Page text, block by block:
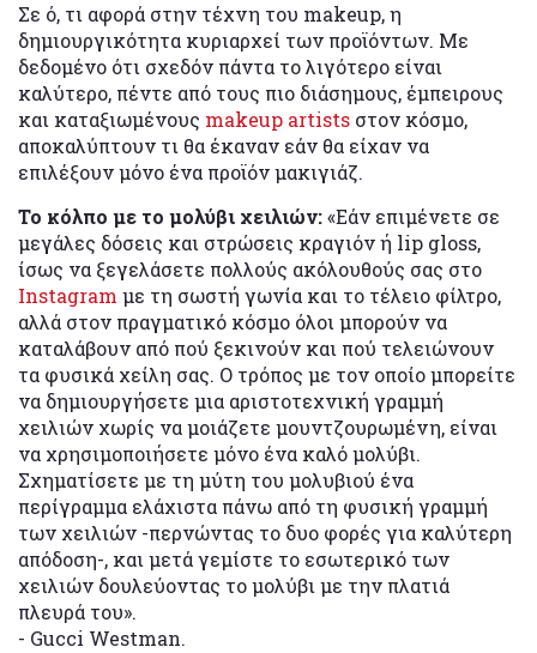
Σε ό, τι αφορά στην τέχνη του makeup, η
δημιουργικότητα κυριαρχεί των προϊόντων. Με
δεδομένο ότι σχεδόν πάντα το λιγότερο είναι
καλύτερο, πέντε από τους πιο διάσημους, έμπειρους
και καταξιωμένους makeup artists στον κόσμο,
αποκαλύπτουν τι θα έκαναν εάν θα είχαν να
επιλέξουν μόνο ένα προϊόν μακιγιάζ.
Το κόλπο με το μολύβι χειλιών:«Εάν επιμένετε σε
μεγάλες δόσεις και στρώσεις κραγιόν ή lip gloss,
ίσως να ξεγελάσετε πολλούς ακόλουθούς σας στο
Instagram με τη σωστή γωνία και το τέλειο φίλτρο,
αλλά στον πραγματικό κόσμο όλοι μπορούν να
καταλάβουν από πού ξεκινούν και πού τελειώνουν
τα φυσικά χείλη σας. Ο τρόπος με τον οποίο μπορείτε
να δημιουργήσετε μια αριστοτεχνική γραμμή
χειλιών χωρίς να μοιάζετε μουντζουρωμένη, είναι
να χρησιμοποιήσετε μόνο ένα καλό μολύβι.
Σχηματίσετε με τη μύτη του μολυβιού ένα
περίγραμμα ελάχιστα πάνω από τη φυσική γραμμή
των χειλιών -περνώντας το δυο φορές για καλύτερη
απόδοση-, και μετά γεμίστε το εσωτερικό των
χειλιών δουλεύοντας το μολύβι με την πλατιά
πλευρά του».
- Gucci Westman.